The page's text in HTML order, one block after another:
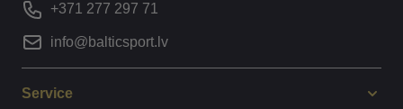
+371 277 297 71
info@balticsport.lv
Service